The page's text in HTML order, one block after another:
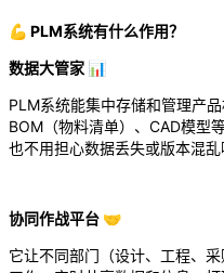
💪 PLM系统有什么作用？
数据大管家 📊
PLM系统能集中存储和管理产
BOM（物料清单）、CAD模型
也不用担心数据丢失或版本混乱
协同作战平台 🤝
它让不同部门（设计、工程、